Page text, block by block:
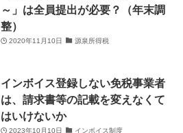
～」は全員提出が必要？（年末調
整）
2020年11月10日 源泉所得税
インボイス登録しない免税事業者
は、請求書等の記載を変えなくて
はいけないか
2023年10月10日 インボイス制度